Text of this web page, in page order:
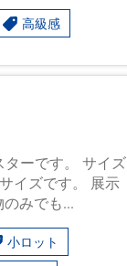
高級感
ターです。 サイズ
イズです。 展示
みでも...
小ロット